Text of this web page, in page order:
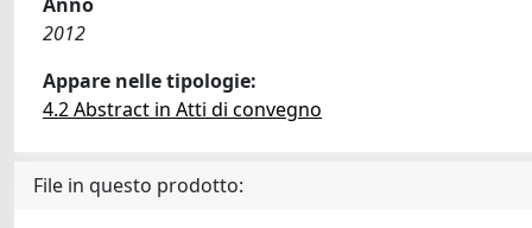
2012
Appare nelle tipologie:
4.2 Abstract in Atti di convegno
File in questo prodotto: